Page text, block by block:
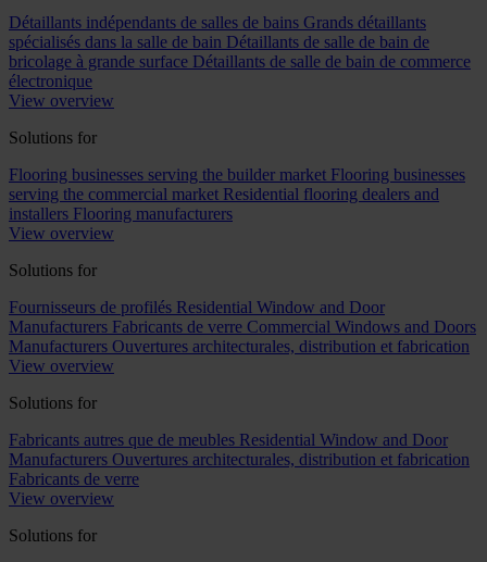
Détaillants indépendants de salles de bains Grands détaillants
spécialisés dans la salle de bain Détaillants de salle de bain de
bricolage à grande surface Détaillants de salle de bain de commerce
électronique
View overview
Solutions for
Flooring businesses serving the builder market Flooring businesses
serving the commercial market Residential flooring dealers and
installers Flooring manufacturers
View overview
Solutions for
Fournisseurs de profilés Residential Window and Door
Manufacturers Fabricants de verre Commercial Windows and Doors
Manufacturers Ouvertures architecturales, distribution et fabrication
View overview
Solutions for
Fabricants autres que de meubles Residential Window and Door
Manufacturers Ouvertures architecturales, distribution et fabrication
Fabricants de verre
View overview
Solutions for